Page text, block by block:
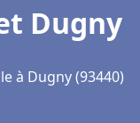
Dugny
à Dugny (93440)